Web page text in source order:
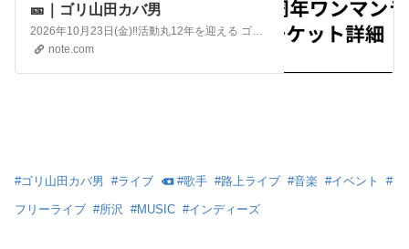
🎫｜ゴリ山田カバ男
2026年10月23日(金)‼️活動丸12年を迎える ゴリ山田カバ男史上最大規模のワンマンライブが決定‼️ ゴリ山田カバ男12th Anniversary ONEMAN LIVE 『GORI GORI FANTASIA』 日 時：2026年10月23日(金) 時 間：18:15開場 19:00開演 会 場：shibuya duo MUSI…
note.com
#ゴリ山田カバ男 #ライブ #歌手 #路上ライブ #音楽 #イベント #
フリーライブ #所沢 #MUSIC #インディーズ